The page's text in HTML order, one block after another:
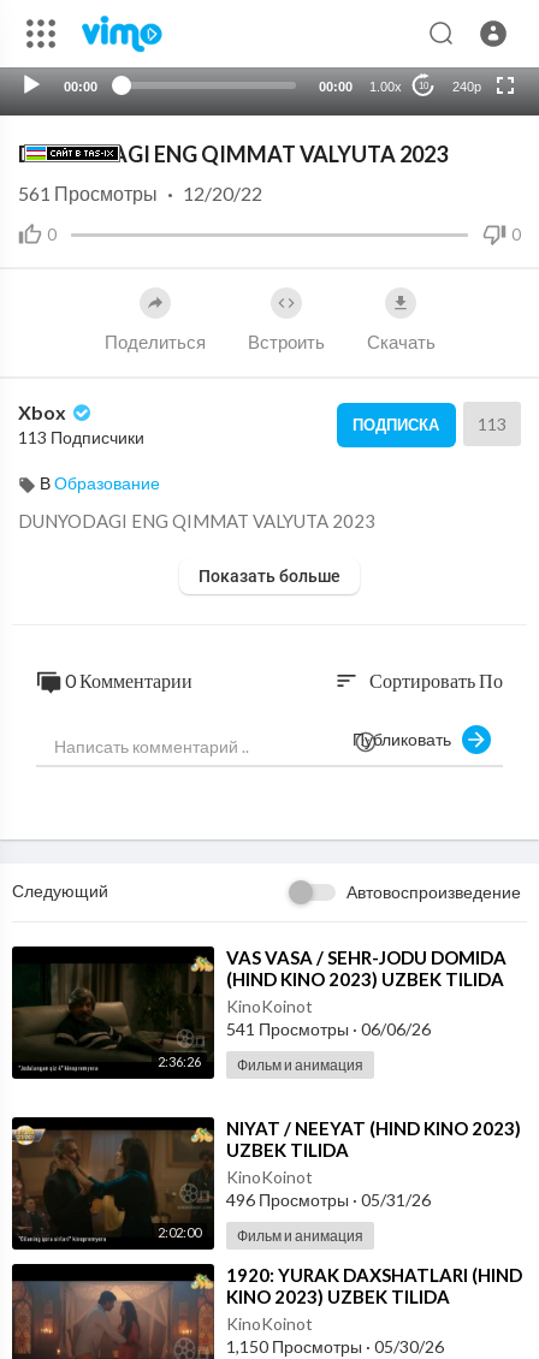
00:00 00:00 1.00x 10 240p
720p
DUNYODAGI ENG QIMMAT VALYUTA 2023
0 0
561 Просмотры · 12/20/22
Поделиться Встроить Скачать
Xbox
113 Подписчики
ПОДПИСКА 113
ВОбразование
⁣DUNYODAGI ENG QIMMAT VALYUTA 2023
Показать больше
0 Комментарии sort Сортировать По
Публиковать
Следующий Автовоспроизведение
2:36:26
⁣VAS VASA / SEHR-JODU DOMIDA
(HIND KINO 2023) UZBEK TILIDA
KinoKoinot
541 Просмотры · 06/06/26
Фильм и анимация
2:02:00
⁣NIYAT / NEEYAT (HIND KINO 2023)
UZBEK TILIDA
KinoKoinot
496 Просмотры · 05/31/26
Фильм и анимация
⁣1920: YURAK DAXSHATLARI (HIND
KINO 2023) UZBEK TILIDA
KinoKoinot
1,150 Просмотры · 05/30/26